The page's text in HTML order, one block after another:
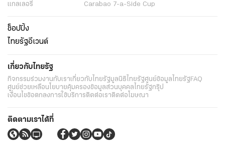
แกลเลอรี่
Carabao 7-a-Side Cup
ช็อปปิ้ง
ไทยรัฐอีเวนต์
เกี่ยวกับไทยรัฐ
กิจกรรมร่วมงานกับเราเกี่ยวกับไทยรัฐมูลนิธิไทยรัฐศูนย์ข้อมูลไทยรัฐFAQ
ศูนย์ช่วยเหลือนโยบายคุ้มครองข้อมูลส่วนบุคคลไทยรัฐกรุ๊ป
เงื่อนไขข้อตกลงการใช้บริการติดต่อเราติดต่อโฆษณา
ติดตามเราได้ที่